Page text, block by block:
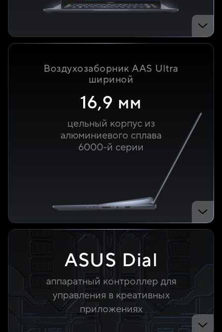
Воздухозаборник AAS Ultra
шириной
16,9 мм
цельный корпус из
алюминиевого сплава
6000-й серии
ASUS Dial
аппаратный контроллер для
управления в креативных
приложениях